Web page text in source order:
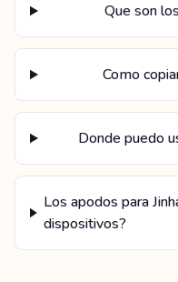
Que son
Como
Donde puedo
Los apodos para
dispositivos?